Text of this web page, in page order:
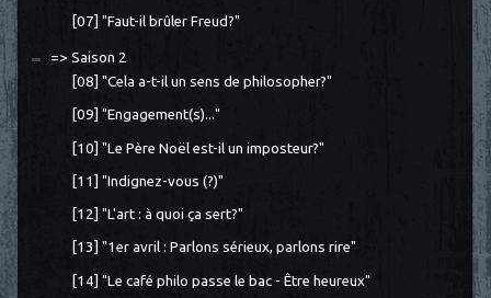
[07] "Faut-il brûler Freud?"
=> Saison 2
[08] "Cela a-t-il un sens de philosopher?"
[09] "Engagement(s)..."
[10] "Le Père Noël est-il un imposteur?"
[11] "Indignez-vous (?)"
[12] "L'art : à quoi ça sert?"
[13] "1er avril : Parlons sérieux, parlons rire"
[14] "Le café philo passe le bac - Être heureux"